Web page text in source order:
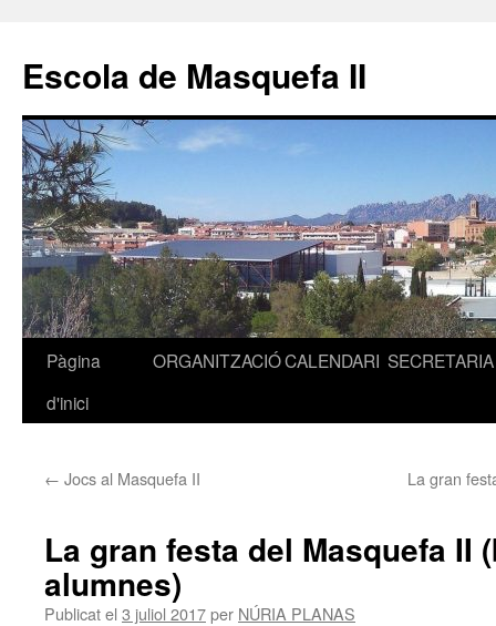
Escola de Masquefa II
Vés
Pàgina
d'inici
ORGANITZACIÓCALENDARI SECRETARIA
← Jocs al Masquefa II La gran
La gran festa del Masquefa II
alumnes)
Publicat el 3 juliol 2017per NÚRIA PLANAS